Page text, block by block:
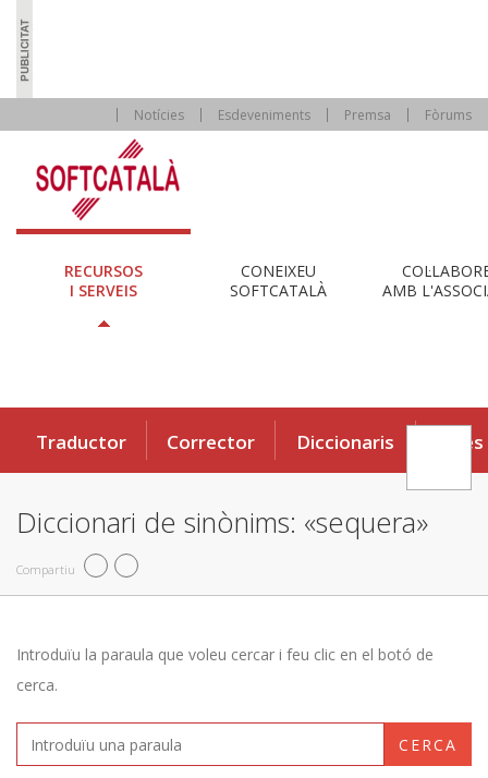
Notícies Esdeveniments Premsa Fòrums
RECURSOS
I SERVEIS
CONEIXEU
SOFTCATALÀ
AMB
Traductor Corrector Diccionaris Eines
Diccionari de sinònims: «sequera»
Compartiu
Introduïu la paraula que voleu cercar i feu clic en el botó de
cerca.
CERCA